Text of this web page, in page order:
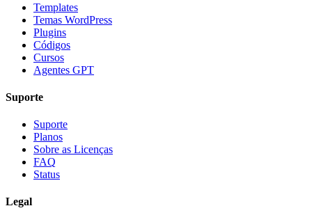
Templates
Temas WordPress
Plugins
Códigos
Cursos
Agentes GPT
Suporte
Suporte
Planos
Sobre as Licenças
FAQ
Status
Legal